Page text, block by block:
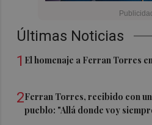
Últimas Noticias
1 El homenaje a Ferran Torres
2Ferran Torres, recibido con un
pueblo: "Allá donde voy